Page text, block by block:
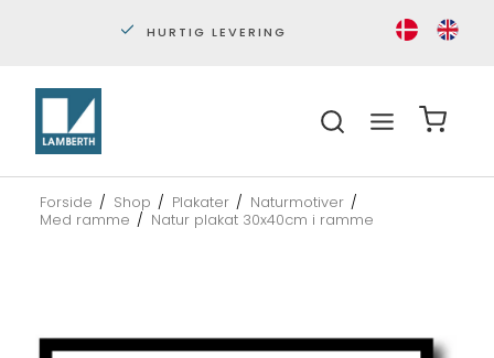
HURTIG LEVERING
Forside / Shop / Plakater / Naturmotiver /
Med ramme / Natur plakat 30x40cm i ramme